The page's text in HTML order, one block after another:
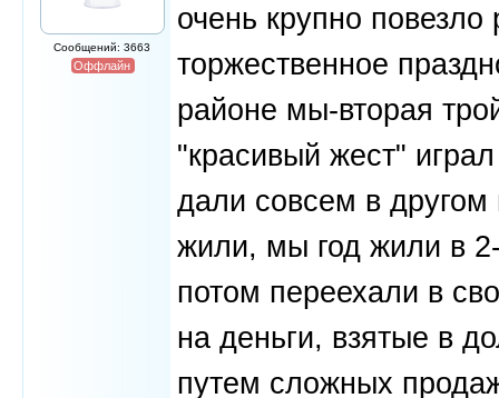
Сообщений: 3663
Оффлайн
очень крупно
торжественное
районе мы-вторая
"красивый жест"
дали совсем в
жили, мы год жили в
потом переехали в
на деньги, взятые в
путем сложных